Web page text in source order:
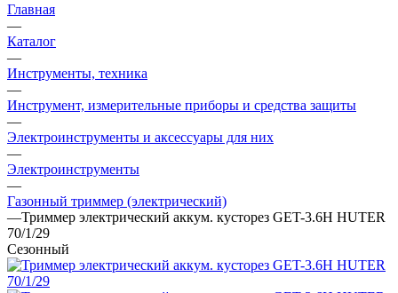
Главная
—
Каталог
—
Инструменты, техника
—
Инструмент, измерительные приборы и средства защиты
—
Электроинструменты и аксессуары для них
—
Электроинструменты
—
Газонный триммер (электрический)
—Триммер электрический аккум. кусторез GET-3.6H HUTER
70/1/29
Сезонный